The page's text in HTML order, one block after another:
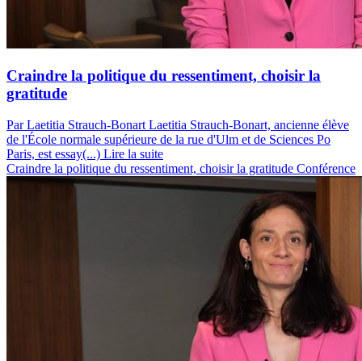
Craindre la politique du ressentiment, choisir la
gratitude
Par Laetitia Strauch-Bonart Laetitia Strauch-Bonart, ancienne élève
de l'École normale supérieure de la rue d'Ulm et de Sciences Po
Paris, est essay(...) Lire la suite
Craindre la politique du ressentiment, choisir la gratitude Conférence